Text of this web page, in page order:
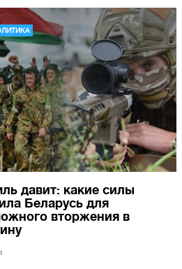
давит: какие силы
Беларусь для
вторжения в